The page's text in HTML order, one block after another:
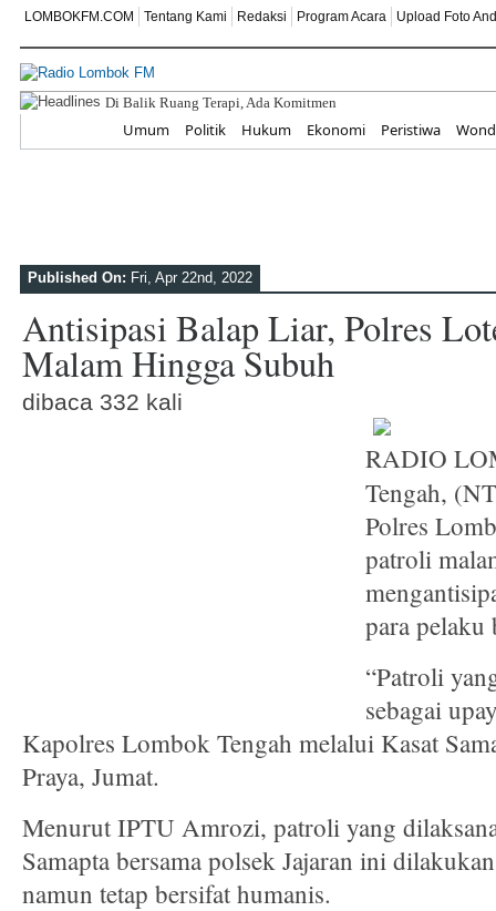
LOMBOKFM.COM Tentang Kami Redaksi Program Acara Upload Foto
Di Balik Ruang Terapi, Ada Komitmen Besar SEKOLAH
Umum Politik Hukum Ekonomi Peristiwa
Published On: Fri, Apr 22nd, 2022
Antisipasi Balap Liar, Polres
Malam Hingga Subuh
dibaca 332 kali
RADIO
Tengah,
Polres
patroli
para pelaku
“Patroli
sebagai
Kapolres Lombok Tengah melalui Kasat
Praya, Jumat.
Menurut IPTU Amrozi, patroli yang
Samapta bersama polsek Jajaran ini
namun tetap bersifat humanis.